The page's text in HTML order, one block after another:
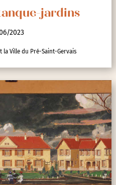
jardins
2023
la Ville du Pré-Saint-Gervais